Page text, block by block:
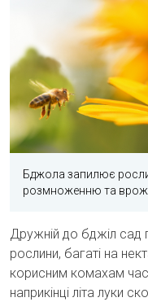
Бджола запилює
розмноженню та
Дружній до бджіл сад
рослини, багаті на
корисним комахам
наприкінці літа луки